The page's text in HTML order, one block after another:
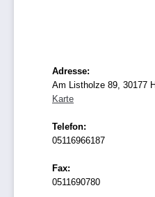
Adresse:
Am Listholze 89, 30177
Karte
Telefon:
05116966187
Fax:
0511690780